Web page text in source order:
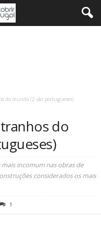
do mundo (2 são portugueses)
do
incomum nas obras de
considerados os mais
1